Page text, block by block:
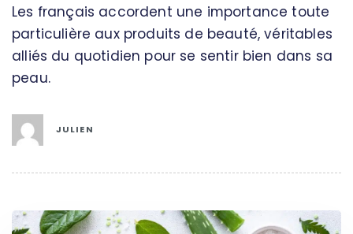
Les français accordent une importance toute
particulière aux produits de beauté, véritables
alliés du quotidien pour se sentir bien dans sa
peau.
JULIEN